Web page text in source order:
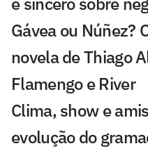
Gávea ou Núñez?
novela de Thiago
Flamengo e River
Clima, show e
evolução do